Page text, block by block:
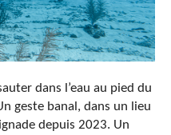
dans l’eau au pied du
geste banal, dans un lieu
depuis 2023. Un